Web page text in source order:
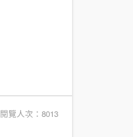
閱覽人次：8013